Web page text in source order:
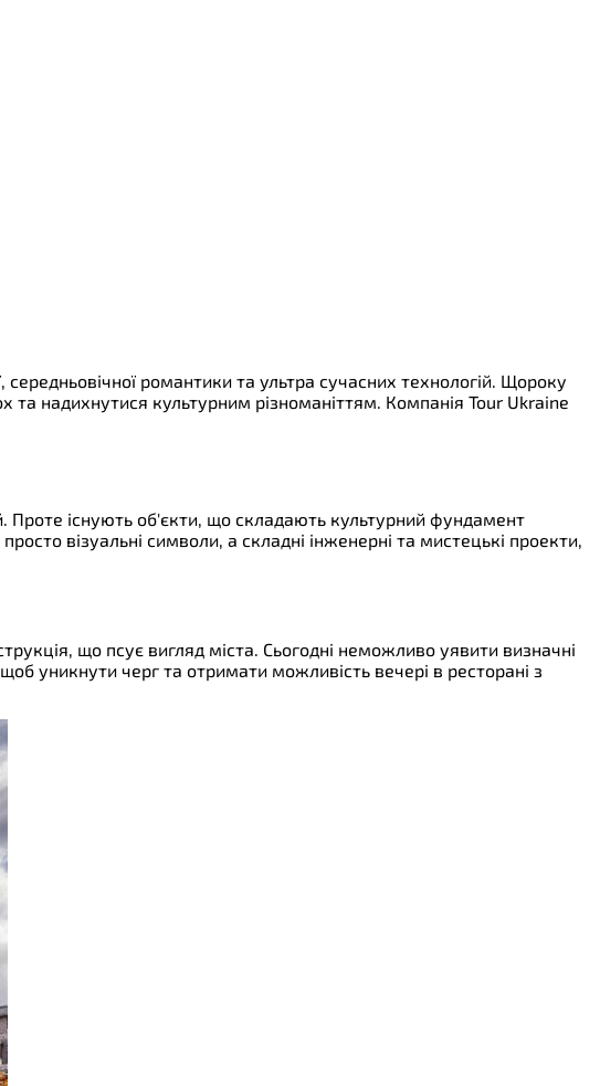
романтики та ультра сучасних технологій. Щороку
надихнутися культурним різноманіттям. Компанія Tour Ukraine
Проте існують об'єкти, що складають культурний фундамент
візуальні символи, а складні інженерні та мистецькі проекти,
що псує вигляд міста. Сьогодні неможливо уявити визначні
уникнути черг та отримати можливість вечері в ресторані з